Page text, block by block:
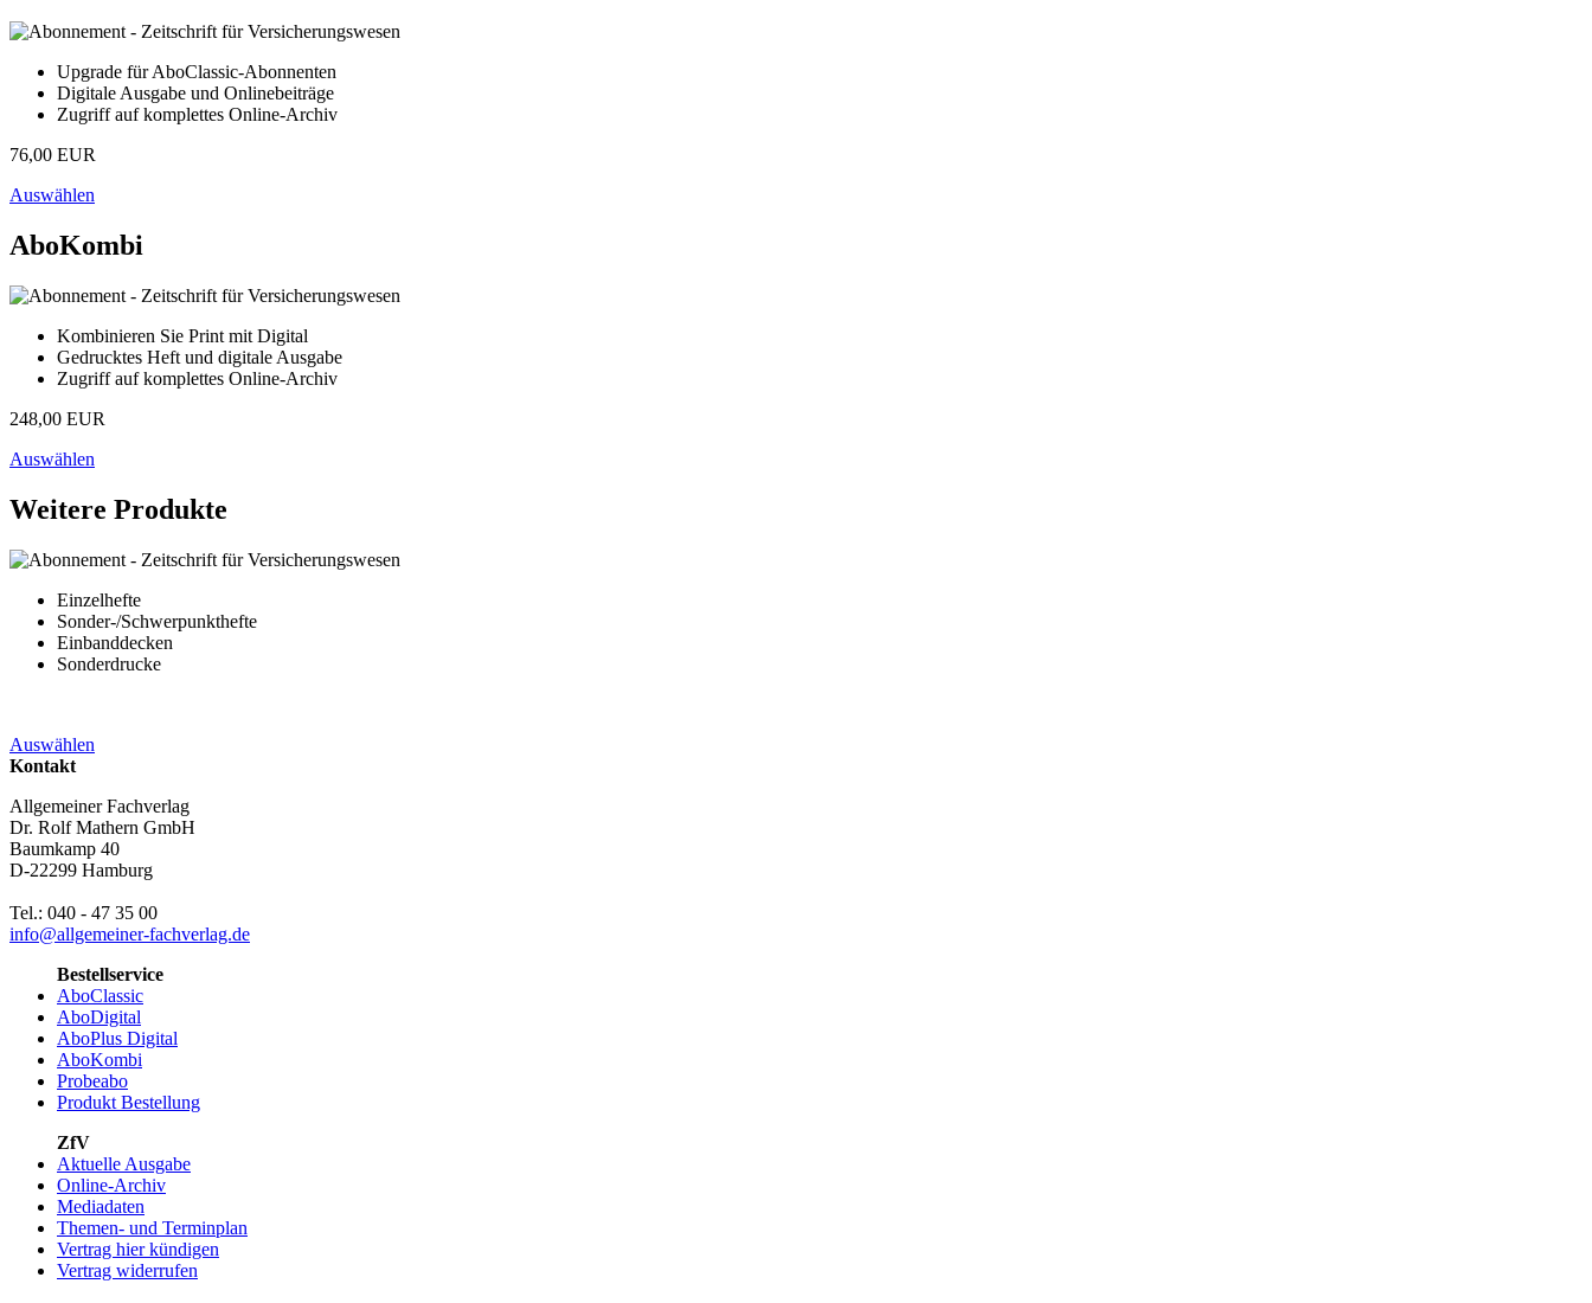
Upgrade für AboClassic-Abonnenten
Digitale Ausgabe und Onlinebeiträge
Zugriff auf komplettes Online-Archiv
76,00 EUR
Auswählen
AboKombi
Kombinieren Sie Print mit Digital
Gedrucktes Heft und digitale Ausgabe
Zugriff auf komplettes Online-Archiv
248,00 EUR
Auswählen
Weitere Produkte
Einzelhefte
Sonder-/Schwerpunkthefte
Einbanddecken
Sonderdrucke
Auswählen
Kontakt
Allgemeiner Fachverlag
Dr. Rolf Mathern GmbH
Baumkamp 40
D-22299 Hamburg
Tel.: 040 - 47 35 00
info@allgemeiner-fachverlag.de
Bestellservice
AboClassic
AboDigital
AboPlus Digital
AboKombi
Probeabo
Produkt Bestellung
ZfV
Aktuelle Ausgabe
Online-Archiv
Mediadaten
Themen- und Terminplan
Vertrag hier kündigen
Vertrag widerrufen